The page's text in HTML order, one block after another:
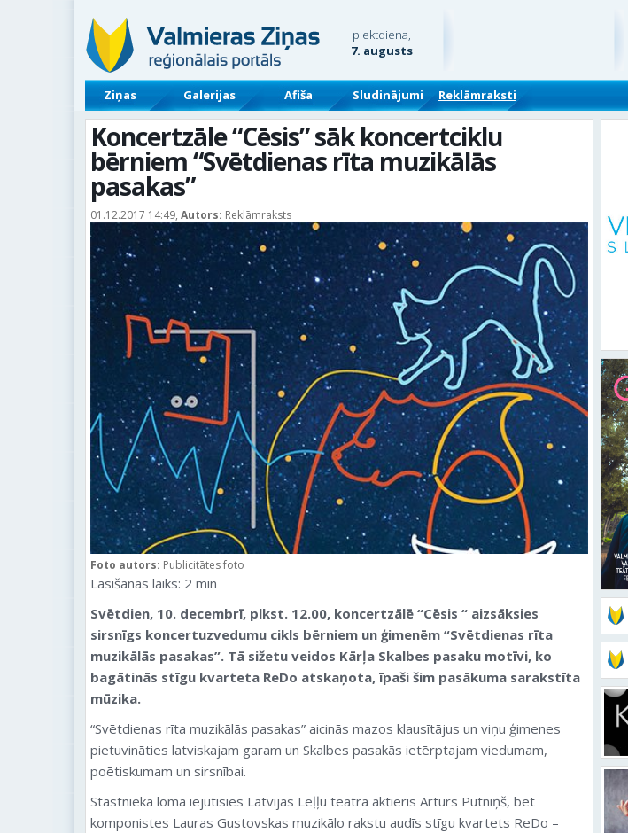
piektdiena,
7. augusts
Ziņas Galerijas Afiša Sludinājumi Reklāmraksti
Koncertzāle “Cēsis” sāk koncertciklu
bērniem “Svētdienas rīta muzikālās
pasakas”
01.12.2017 14:49, Autors: Reklāmraksts
Foto autors: Publicitātes foto
Lasīšanas laiks: 2 min
Svētdien, 10. decembrī, plkst. 12.00, koncertzālē “Cēsis “ aizsāksies
sirsnīgs koncertuzvedumu cikls bērniem un ģimenēm “Svētdienas rīta
muzikālās pasakas”. Tā sižetu veidos Kārļa Skalbes pasaku motīvi, ko
bagātinās stīgu kvarteta ReDo atskaņota, īpaši šim pasākuma sarakstīta
mūzika.
“Svētdienas rīta muzikālās pasakas” aicinās mazos klausītājus un viņu ģimenes
pietuvināties latviskajam garam un Skalbes pasakās ietērptajam viedumam,
poētiskumam un sirsnībai.
Stāstnieka lomā iejutīsies Latvijas Leļļu teātra aktieris Arturs Putniņš, bet
komponistes Lauras Gustovskas muzikālo rakstu audīs stīgu kvartets ReDo –